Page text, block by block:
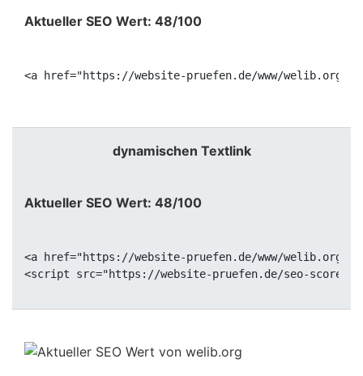
Aktueller SEO Wert: 48/100
<a href="https://website-pruefen.de/www/welib.org"
dynamischen Textlink
Aktueller SEO Wert: 48/100
<a href="https://website-pruefen.de/www/welib.org"